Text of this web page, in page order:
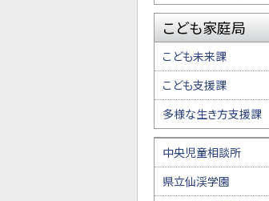
こども家庭局
こども未来課
こども支援課
多様な生き方支援課
中央児童相談所
県立仙渓学園